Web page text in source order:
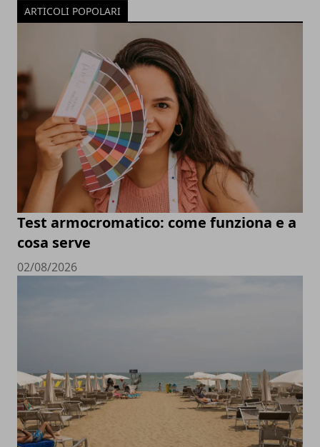
ARTICOLI POPOLARI
Test armocromatico: come funziona e a
cosa serve
02/08/2026